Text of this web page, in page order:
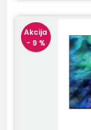
Akcija
- 9 %